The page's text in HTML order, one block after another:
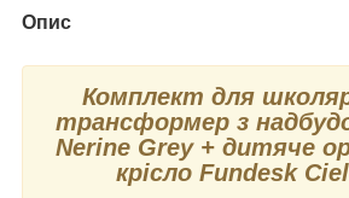
Опис
Комплект для
трансформер з
Nerine Grey + дитяче
крісло Fundesk